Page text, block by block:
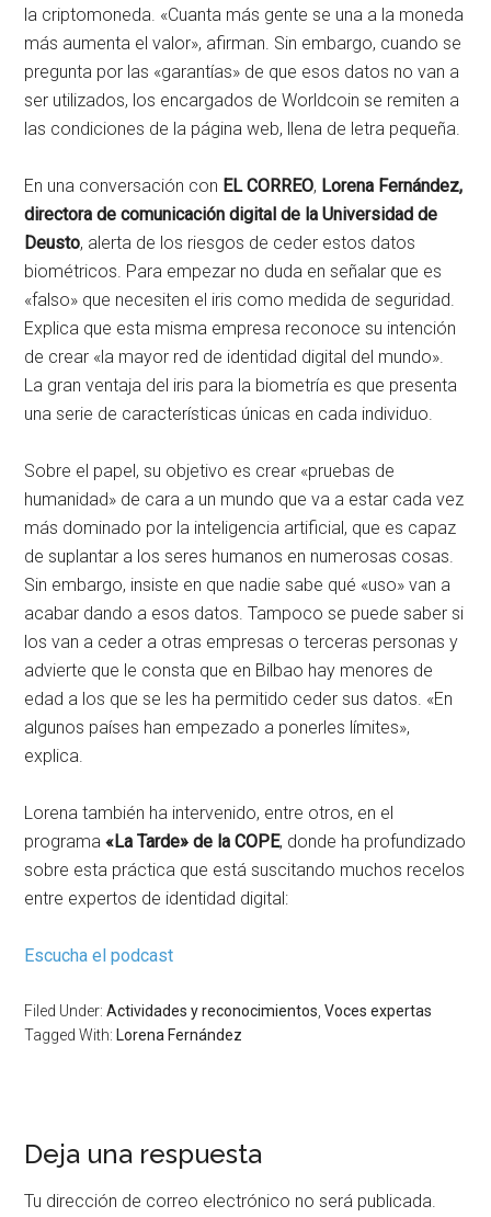
la criptomoneda. «Cuanta más gente se una a la moneda
más aumenta el valor», afirman. Sin embargo, cuando se
pregunta por las «garantías» de que esos datos no van a
ser utilizados, los encargados de Worldcoin se remiten a
las condiciones de la página web, llena de letra pequeña.
En una conversación con EL CORREO, Lorena Fernández,
directora de comunicación digital de la Universidad de
Deusto, alerta de los riesgos de ceder estos datos
biométricos. Para empezar no duda en señalar que es
«falso» que necesiten el iris como medida de seguridad.
Explica que esta misma empresa reconoce su intención
de crear «la mayor red de identidad digital del mundo».
La gran ventaja del iris para la biometría es que presenta
una serie de características únicas en cada individuo.
Sobre el papel, su objetivo es crear «pruebas de
humanidad» de cara a un mundo que va a estar cada vez
más dominado por la inteligencia artificial, que es capaz
de suplantar a los seres humanos en numerosas cosas.
Sin embargo, insiste en que nadie sabe qué «uso» van a
acabar dando a esos datos. Tampoco se puede saber si
los van a ceder a otras empresas o terceras personas y
advierte que le consta que en Bilbao hay menores de
edad a los que se les ha permitido ceder sus datos. «En
algunos países han empezado a ponerles límites»,
explica.
Lorena también ha intervenido, entre otros, en el
programa«La Tarde» de la COPE, donde ha profundizado
sobre esta práctica que está suscitando muchos recelos
entre expertos de identidad digital:
Escucha el podcast
Filed Under:Actividades y reconocimientos ,Voces expertas
Tagged With: Lorena Fernández
Deja una respuesta
Tu dirección de correo electrónico no será publicada.